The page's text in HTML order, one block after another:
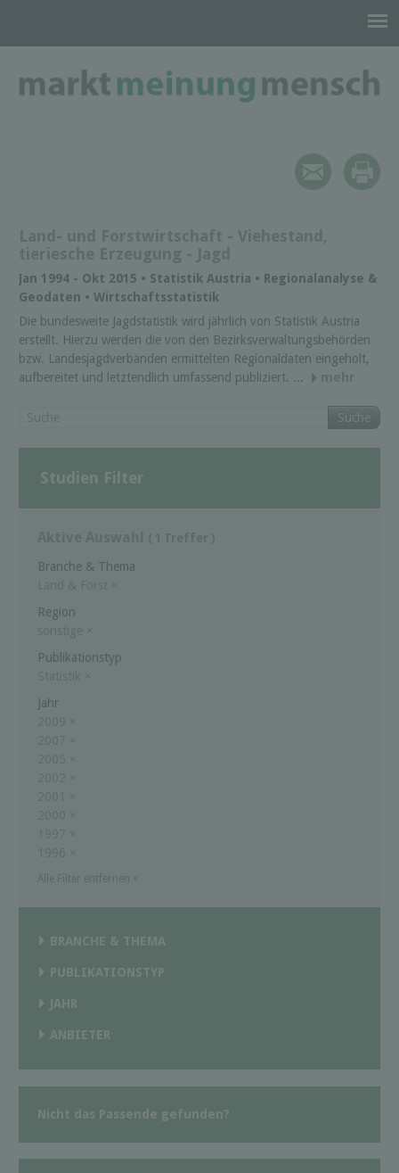
Land- und Forstwirtschaft - Viehestand,
tieriesche Erzeugung - Jagd
Jan 1994 - Okt 2015 • Statistik Austria • Regionalanalyse &
Geodaten • Wirtschaftsstatistik
Die bundesweite Jagdstatistik wird jährlich von Statistik Austria
erstellt. Hierzu werden die von den Bezirksverwaltungsbehörden
bzw. Landesjagdverbänden ermittelten Regionaldaten eingeholt,
aufbereitet und letztendlich umfassend publiziert. ...
mehr
Suche
Studien Filter
Aktive Auswahl ( 1 Treffer )
Branche & Thema
Land & Forst ×
Region
sonstige ×
Publikationstyp
Statistik ×
Jahr
2009 ×
2007 ×
2005 ×
2002 ×
2001
×
2000 ×
1997 ×
1996 ×
BRANCHE & THEMA
PUBLIKATIONSTYP
JAHR
ANBIETER
Nicht das Passende gefunden?